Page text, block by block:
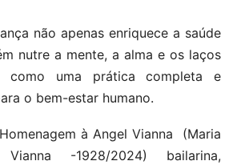
não apenas enriquece a saúde
nutre a mente, a alma e os laços
como uma prática completa e
o bem-estar humano.
Homenagem à Angel Vianna (Maria
-1928/2024) bailarina,